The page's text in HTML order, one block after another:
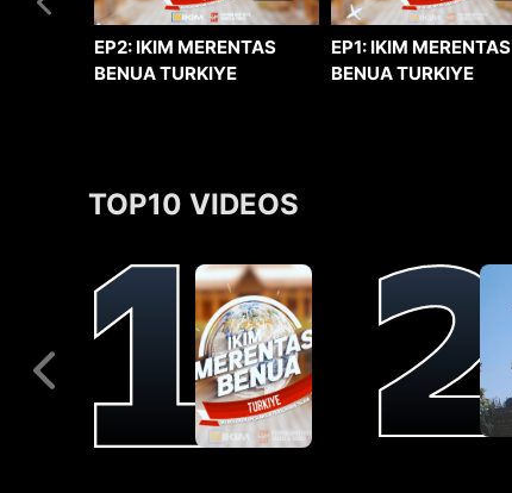
EP2: IKIM MERENTAS
BENUA TURKIYE
EP1: IKIM MERENTAS
BENUA TURKIYE
TOP10 VIDEOS